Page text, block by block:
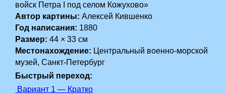
войск Петра I под селом Кожухово»
Автор картины: Алексей Кившенко
Год написания: 1880
Размер: 44 × 33 см
Местонахождение: Центральный военно-морской
музей, Санкт-Петербург
Быстрый переход:
Вариант 1 — Кратко